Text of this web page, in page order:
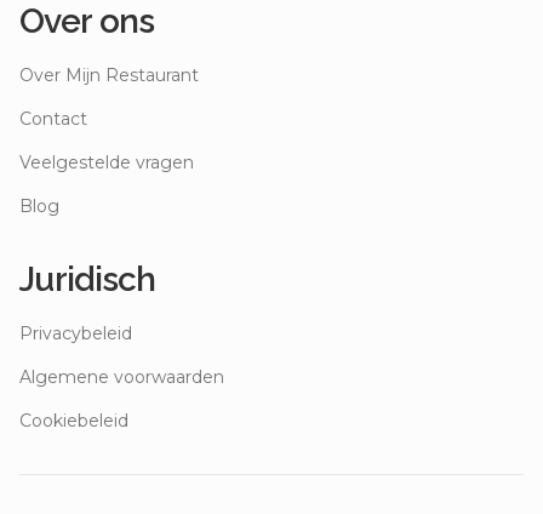
Over ons
Over Mijn Restaurant
Contact
Veelgestelde vragen
Blog
Juridisch
Privacybeleid
Algemene voorwaarden
Cookiebeleid